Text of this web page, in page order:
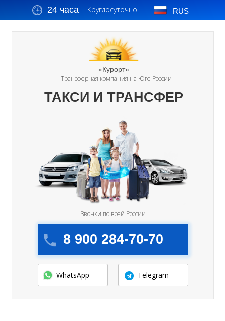
24 часа Круглосуточно RUS
«Курорт»
Трансферная компания на Юге России
8 900 284-70-70
Звонки по всей России
ТАКСИ И ТРАНСФЕР
WhatsApp Telegram